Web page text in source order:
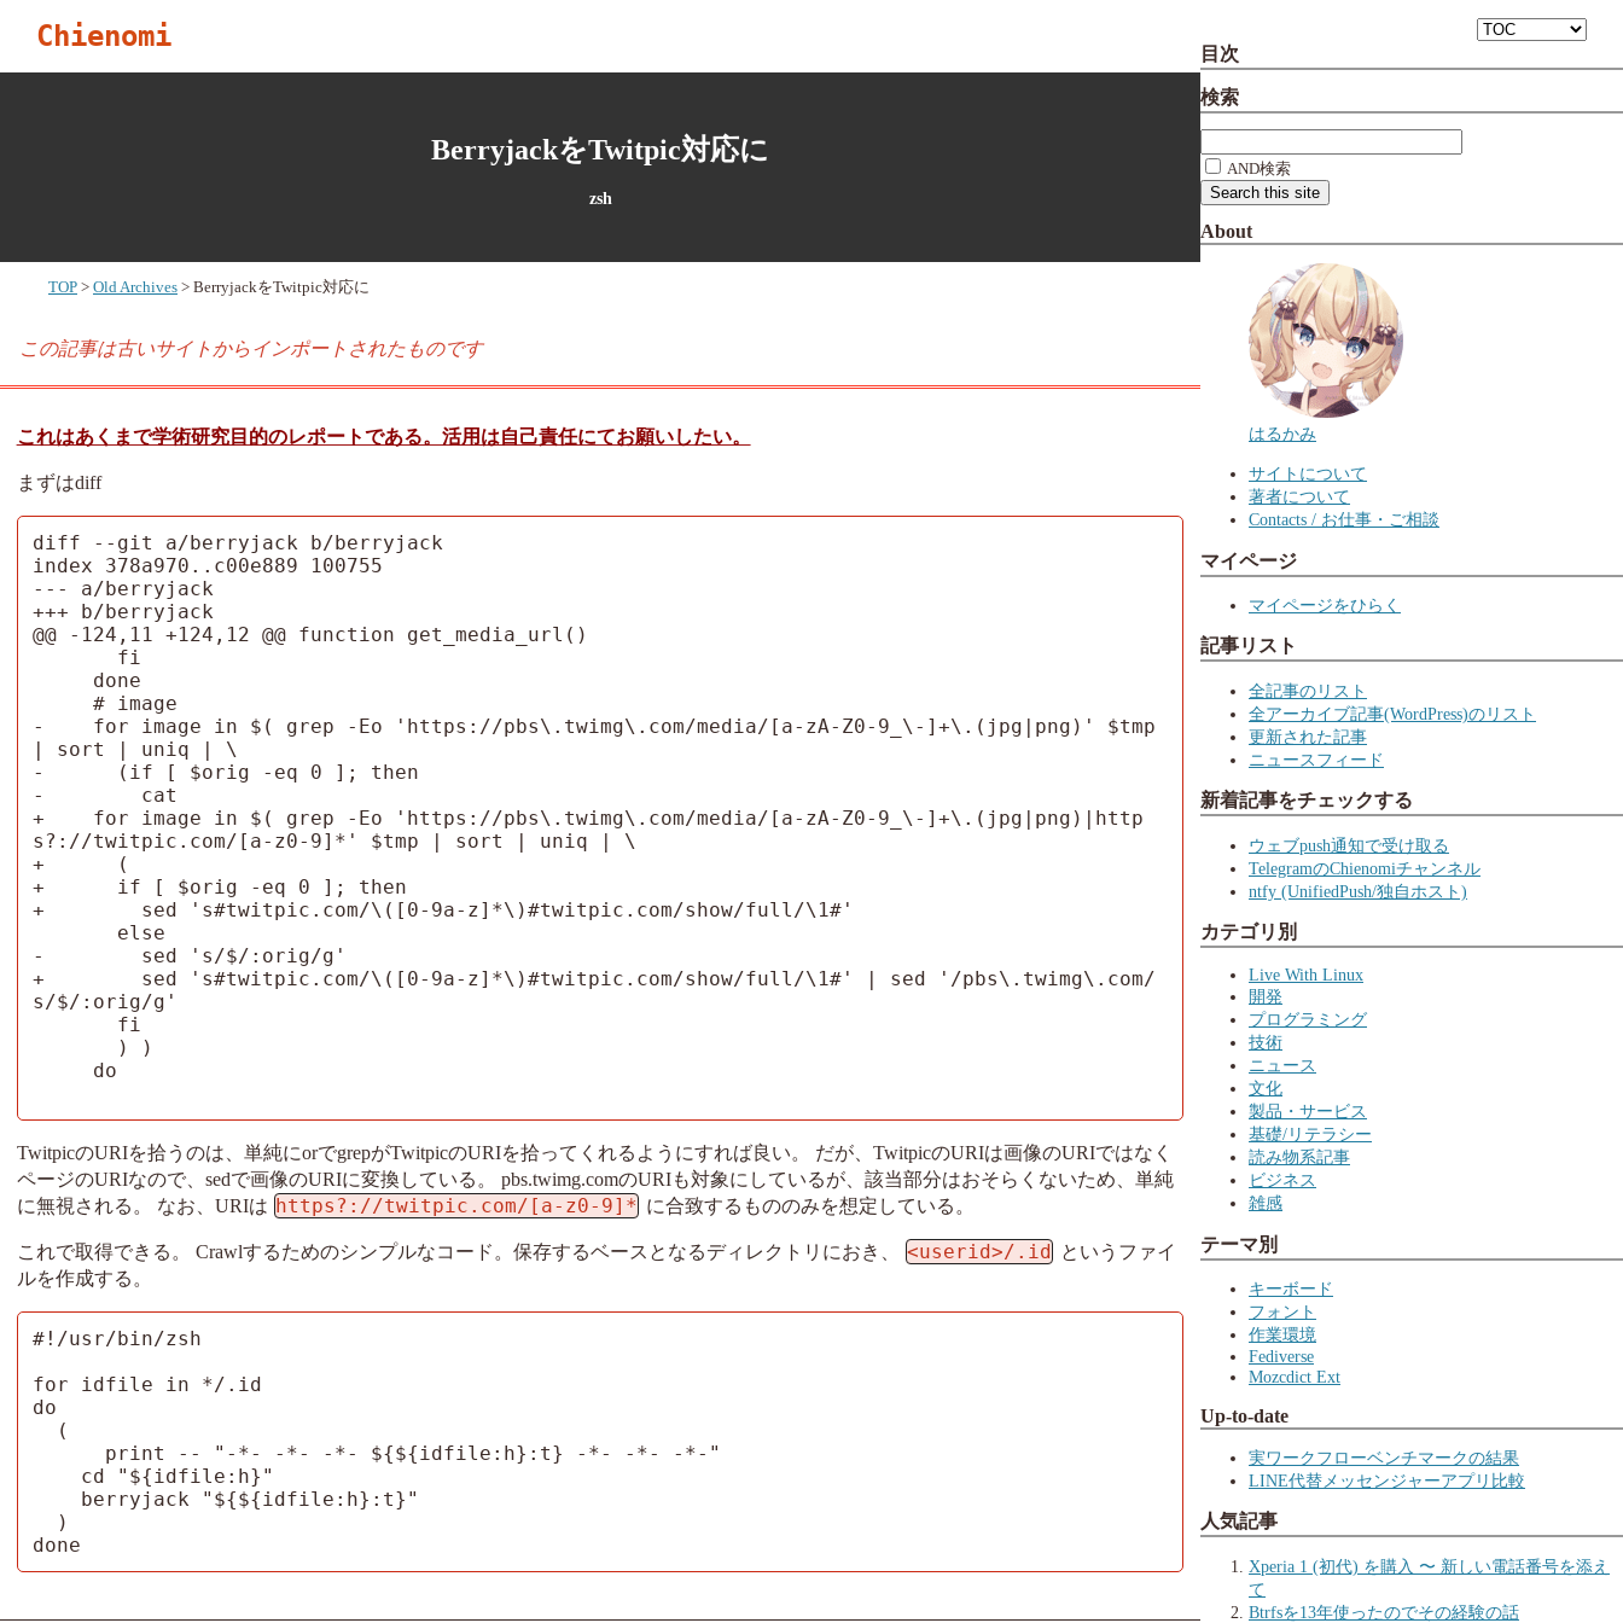
Chienomi
BerryjackをTwitpic対応に
zsh
TOP Old Archives BerryjackをTwitpic対応に
この記事は古いサイトからインポートされたものです
これはあくまで学術研究目的のレポートである。活用は自己責任にてお願いしたい。
まずはdiff
diff --git a/berryjack b/berryjack
index 378a970..c00e889 100755
--- a/berryjack
+++ b/berryjack
@@ -124,11 +124,12 @@ function get_media_url()
-    for image in $( grep -Eo 'https://pbs\.twimg\.com/media/[a-zA-Z0-9_\-]+\.(jpg|png)' $tmp
| sort | uniq | \
-      (if [ $orig -eq 0 ]; then
-        cat
+    for image in $( grep -Eo 'https://pbs\.twimg\.com/media/[a-zA-Z0-9_\-]+\.(jpg|png)|http
s?://twitpic.com/[a-z0-9]*' $tmp | sort | uniq | \
+      (
+      if [ $orig -eq 0 ]; then
+        sed 's#twitpic.com/\([0-9a-z]*\)#twitpic.com/show/full/\1#'
-        sed 's/$/:orig/g'
+        sed 's#twitpic.com/\([0-9a-z]*\)#twitpic.com/show/full/\1#' | sed '/pbs\.twimg\.com/
s/$/:orig/g'
TwitpicのURIを拾うのは、単純にorでgrepがTwitpicのURIを拾ってくれるようにすれば良い。 だが、TwitpicのURIは画像のURIではなく
ページのURIなので、sedで画像のURIに変換している。 pbs.twimg.comのURIも対象にしているが、該当部分はおそらくないため、単純
に無視される。 なお、URIは https?://twitpic.com/[a-z0-9]* に合致するもののみを想定している。
これで取得できる。 Crawlするためのシンプルなコード。保存するベースとなるディレクトリにおき、 <userid>/.id
というファイ
ルを作成する。
#!/usr/bin/zsh
for idfile in */.id
do
done
目次
検索
AND検索
About
はるかみ
サイトについて
著者について
Contacts / お仕事・ご相談
マイページ
マイページをひらく
記事リスト
全記事のリスト
全アーカイブ記事(WordPress)のリスト
更新された記事
ニュースフィード
新着記事をチェックする
ウェブpush通知で受け取る
TelegramのChienomiチャンネル
ntfy (UnifiedPush/独自ホスト)
カテゴリ別
Live With Linux
開発
プログラミング
技術
ニュース
文化
製品・サービス
基礎/リテラシー
読み物系記事
ビジネス
雑感
テーマ別
キーボード
フォント
作業環境
Fediverse
Mozcdict Ext
Up-to-date
実ワークフローベンチマークの結果
LINE代替メッセンジャーアプリ比較
人気記事
Xperia 1 (初代) を購入 〜 新しい電話番号を添え
て
Btrfsを13年使ったのでその経験の話